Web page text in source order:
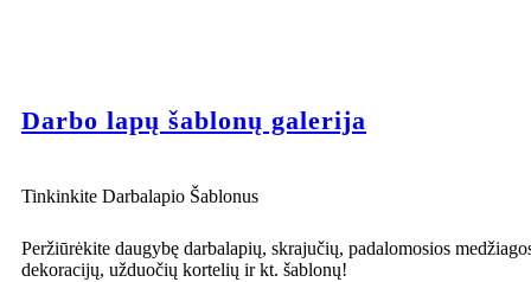
Darbo lapų šablonų galerija
Tinkinkite Darbalapio Šablonus
Peržiūrėkite daugybę darbalapių, skrajučių, padalomosios
dekoracijų, užduočių kortelių ir kt. šablonų!